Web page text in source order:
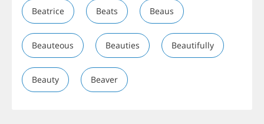
Beatrice Beats Beaus
Beauteous Beauties Beautifully
Beauty Beaver